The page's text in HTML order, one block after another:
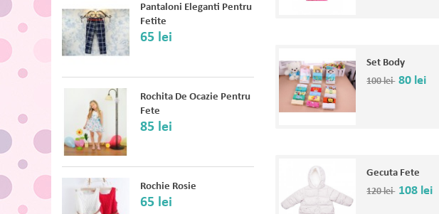
Pantaloni Eleganti Pentru
Fetite
65 lei
Rochita De Ocazie Pentru
Fete
85 lei
Rochie Rosie
65 lei
Set Body
100 lei 80 lei
Gecuta Fete
120 lei 108 lei